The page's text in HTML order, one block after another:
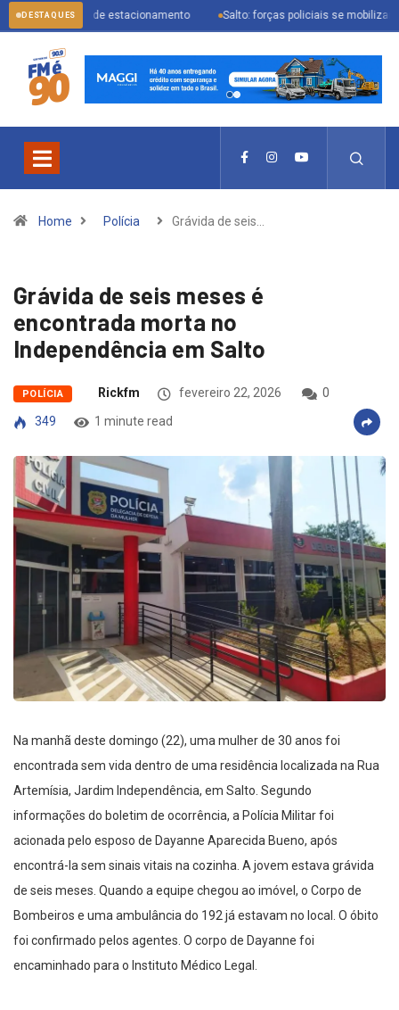
DESTAQUES
de estacionamento Salto: forças policiais se mobilizam para
Home Polícia Grávida de seis…
Grávida de seis meses é
encontrada morta no
Independência em Salto
POLÍCIA Rickfm fevereiro 22, 2026
0
349
1 minute read
Na manhã deste domingo (22), uma mulher de 30 anos foi
encontrada sem vida dentro de uma residência localizada na Rua
Artemísia, Jardim Independência, em Salto. Segundo
informações do boletim de ocorrência, a Polícia Militar foi
acionada pelo esposo de Dayanne Aparecida Bueno, após
encontrá-la sem sinais vitais na cozinha. A jovem estava grávida
de seis meses. Quando a equipe chegou ao imóvel, o Corpo de
Bombeiros e uma ambulância do 192 já estavam no local. O óbito
foi confirmado pelos agentes. O corpo de Dayanne foi
encaminhado para o Instituto Médico Legal.